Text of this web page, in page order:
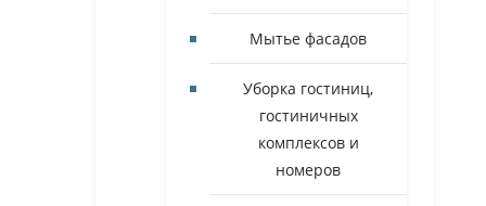
Мытье фасадов
Уборка гостиниц,
гостиничных
комплексов и
номеров